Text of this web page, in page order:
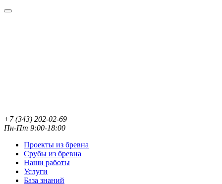
+7 (343) 202-02-69
Пн-Пт 9:00-18:00
Проекты из бревна
Срубы из бревна
Наши работы
Услуги
База знаний